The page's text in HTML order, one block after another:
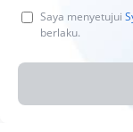
Saya menyetujui
berlaku.